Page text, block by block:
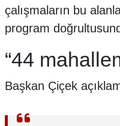
çalışmaların bu
program
“44
Başkan Çiçek